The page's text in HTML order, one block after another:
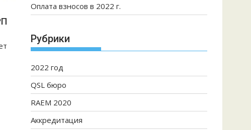
Оплата взносов в 2022 г.
Рубрики
2022 год
QSL бюро
RAEM 2020
Аккредитация